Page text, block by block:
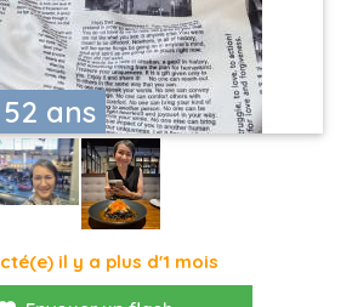
ans
il y a plus d'1 mois